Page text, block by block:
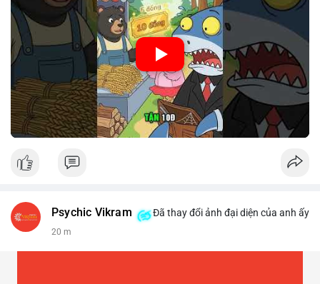
🎥 Xem video trực tiếp tại:
Nguồn: Cú Thông Thái
Psychic Vikram Đã thay đổi ảnh đại diện của anh ấy
20 m